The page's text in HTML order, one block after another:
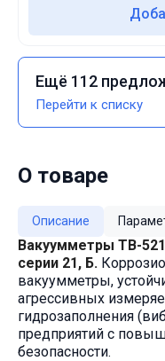
Ещё 112
Перейти к списку
О товаре
Описание
Вакуумметры ТВ-
серии 21, Б.
вакуумметры,
агрессивных
гидрозаполнения
предприятий с
безопасности.